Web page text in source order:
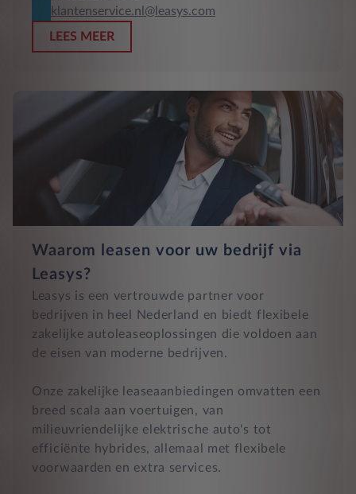
klantenservice.nl@leasys.com
LEES MEER
Waarom leasen voor uw bedrijf via
Leasys?
Leasys is een vertrouwde partner voor
bedrijven in heel Nederland en biedt flexibele
zakelijke autoleaseoplossingen die voldoen aan
de eisen van moderne bedrijven.
Onze zakelijke leaseaanbiedingen omvatten een
breed scala aan voertuigen, van
milieuvriendelijke elektrische auto's tot
efficiënte hybrides, allemaal met flexibele
voorwaarden en extra services.